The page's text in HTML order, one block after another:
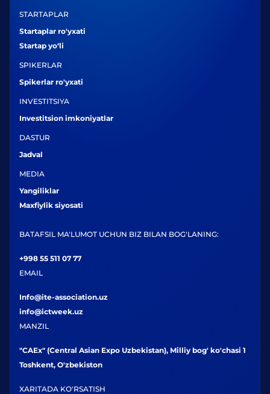
STARTAPLAR
Startaplar ro'yxati
Startap yo‘li
SPIKERLAR
Spikerlar ro'yxati
INVESTITSIYA
Investitsion imkoniyatlar
DASTUR
Jadval
MEDIA
Yangiliklar
Maxfiylik siyosati
BATAFSIL MA'LUMOT UCHUN BIZ BILAN BOG'LANING:
+998 55 511 07 77
EMAIL
Info@ite-association.uz
info@ictweek.uz
MANZIL
"CAEx" (Central Asian Expo Uzbekistan), Milliy bog' ko'chasi 1
Toshkent, O'zbekiston
XARITADA KO'RSATISH